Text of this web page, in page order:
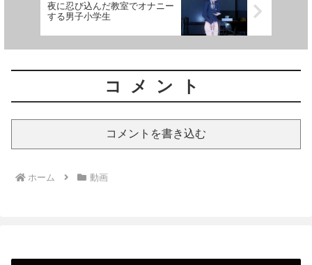
夜に忍び込んだ教室でオナニー
する男子小学生
コメント
コメントを書き込む
ホーム 動画